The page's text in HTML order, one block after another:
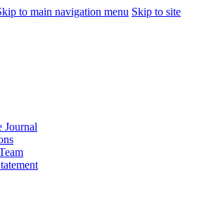
to main navigation menu Skip to site
Journal